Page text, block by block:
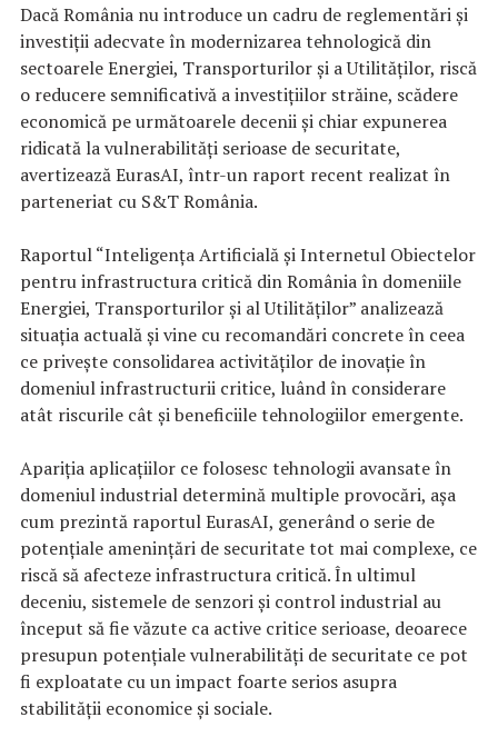
Dacă România nu introduce un cadru de reglementări și
investiții adecvate în modernizarea tehnologică din
sectoarele Energiei, Transporturilor și a Utilităților, riscă
o reducere semnificativă a investițiilor străine, scădere
economică pe următoarele decenii și chiar expunerea
ridicată la vulnerabilități serioase de securitate,
avertizează EurasAI, într-un raport recent realizat în
parteneriat cu S&T România.
Raportul “Inteligența Artificială și Internetul Obiectelor
pentru infrastructura critică din România în domeniile
Energiei, Transporturilor și al Utilităților” analizează
situația actuală și vine cu recomandări concrete în ceea
ce privește consolidarea activităților de inovație în
domeniul infrastructurii critice, luând în considerare
atât riscurile cât și beneficiile tehnologiilor emergente.
Apariția aplicațiilor ce folosesc tehnologii avansate în
domeniul industrial determină multiple provocări, așa
cum prezintă raportul EurasAI, generând o serie de
potențiale amenințări de securitate tot mai complexe, ce
riscă să afecteze infrastructura critică. În ultimul
deceniu, sistemele de senzori și control industrial au
început să fie văzute ca active critice serioase, deoarece
presupun potențiale vulnerabilități de securitate ce pot
fi exploatate cu un impact foarte serios asupra
stabilității economice și sociale.